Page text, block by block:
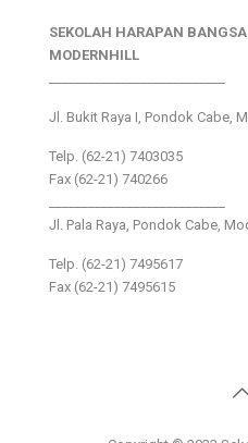
SEKOLAH HARAPAN BANGSA
MODERNHILL
Jl. Bukit Raya I, Pondok Cabe,
Telp. (62-21) 7403035
Fax (62-21) 740266
Jl. Pala Raya, Pondok Cabe,
Telp. (62-21) 7495617
Fax (62-21) 7495615